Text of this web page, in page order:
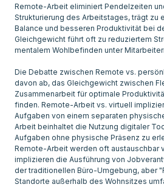
Remote-Arbeit eliminiert Pendelzeiten
Strukturierung des Arbeitstages, trägt zu
Balance und besseren Produktivität bei
Gleichgewicht führt oft zu reduziertem
mentalem Wohlbefinden unter
Die Debatte zwischen Remote vs.
davon ab, das Gleichgewicht zwischen
Zusammenarbeit für optimale
finden. Remote-Arbeit vs. virtuell
Aufgaben von einem separaten
Arbeit beinhaltet die Nutzung digitaler
Aufgaben ohne physische Präsenz zu
Remote-Arbeit werden oft austauschbar
implizieren die Ausführung von
der traditionellen Büro-Umgebung, aber
Standorte außerhalb des Wohnsitzes